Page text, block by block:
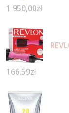
1 950,00zł
166,59zł